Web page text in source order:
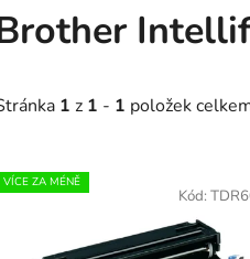
1 z 1 - 1 položek
VÍCE ZA MÉNĚ
Kód: